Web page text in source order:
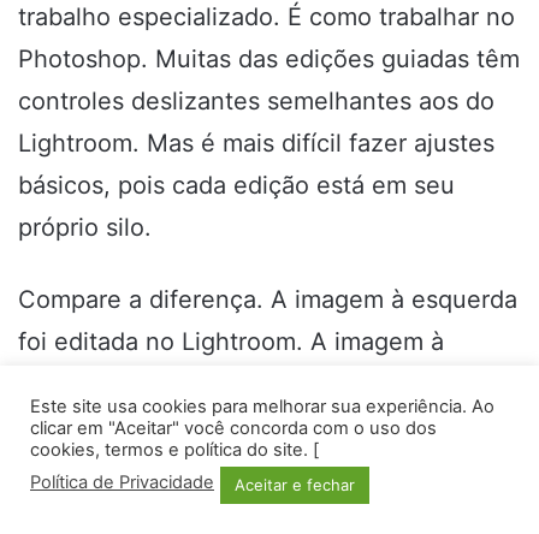
trabalho especializado. É como trabalhar no
Photoshop. Muitas das edições guiadas têm
controles deslizantes semelhantes aos do
Lightroom. Mas é mais difícil fazer ajustes
básicos, pois cada edição está em seu
próprio silo.
Compare a diferença. A imagem à esquerda
foi editada no Lightroom. A imagem à
[TwentyTwenty]
Este site usa cookies para melhorar sua experiência. Ao
clicar em "Aceitar" você concorda com o uso dos
cookies, termos e política do site. [
Política de Privacidade
Aceitar e fechar